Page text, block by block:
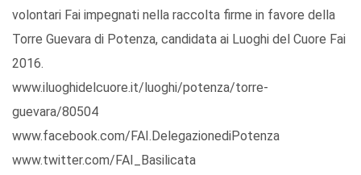
volontari Fai impegnati nella raccolta firme in favore della
Torre Guevara di Potenza, candidata ai Luoghi del Cuore Fai
2016.
www.iluoghidelcuore.it/luoghi/potenza/torre-
guevara/80504
www.facebook.com/FAI.DelegazionediPotenza
www.twitter.com/FAI_Basilicata